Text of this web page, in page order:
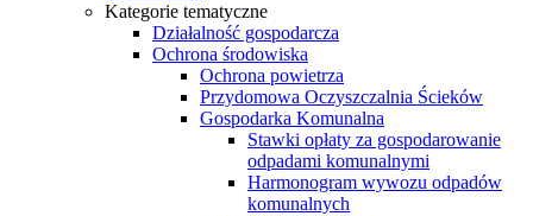
Kategorie tematyczne
Działalność gospodarcza
Ochrona środowiska
Ochrona powietrza
Przydomowa Oczyszczalnia Ścieków
Gospodarka Komunalna
Stawki opłaty za gospodarowanie
odpadami komunalnymi
Harmonogram wywozu odpadów
komunalnych